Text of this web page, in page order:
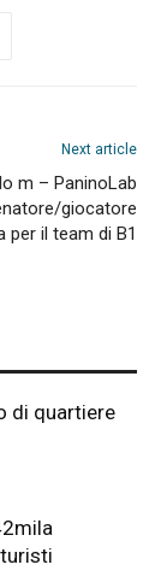
Next article
m – PaninoLab
giocatore
per il team di B1
di quartiere